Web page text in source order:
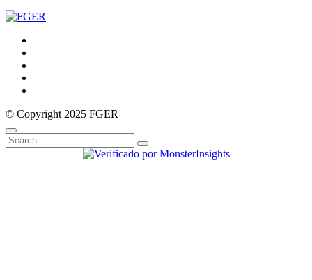
© Copyright 2025 FGER